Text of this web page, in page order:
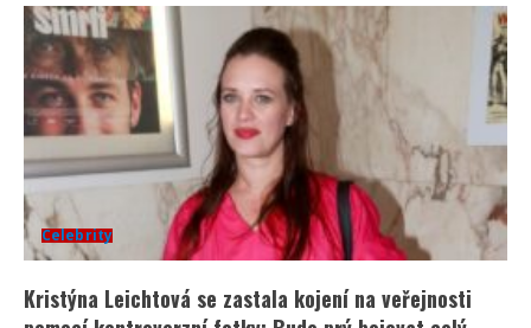
Celebrity
Kristýna Leichtová se zastala kojení na veřejnosti